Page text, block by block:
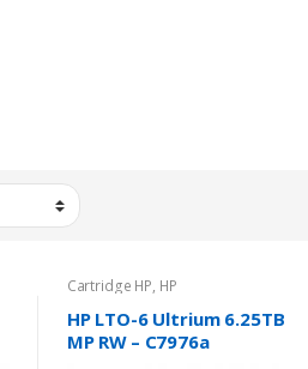
Cartridge HP, HP
HP LTO-6 Ultrium 6.25TB
MP RW – C7976a